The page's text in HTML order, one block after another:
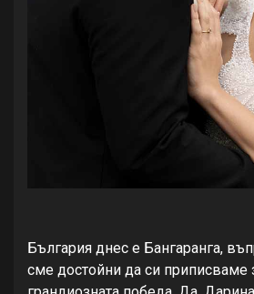
България днес е Бангаранга,
сме достойни да си приписваме